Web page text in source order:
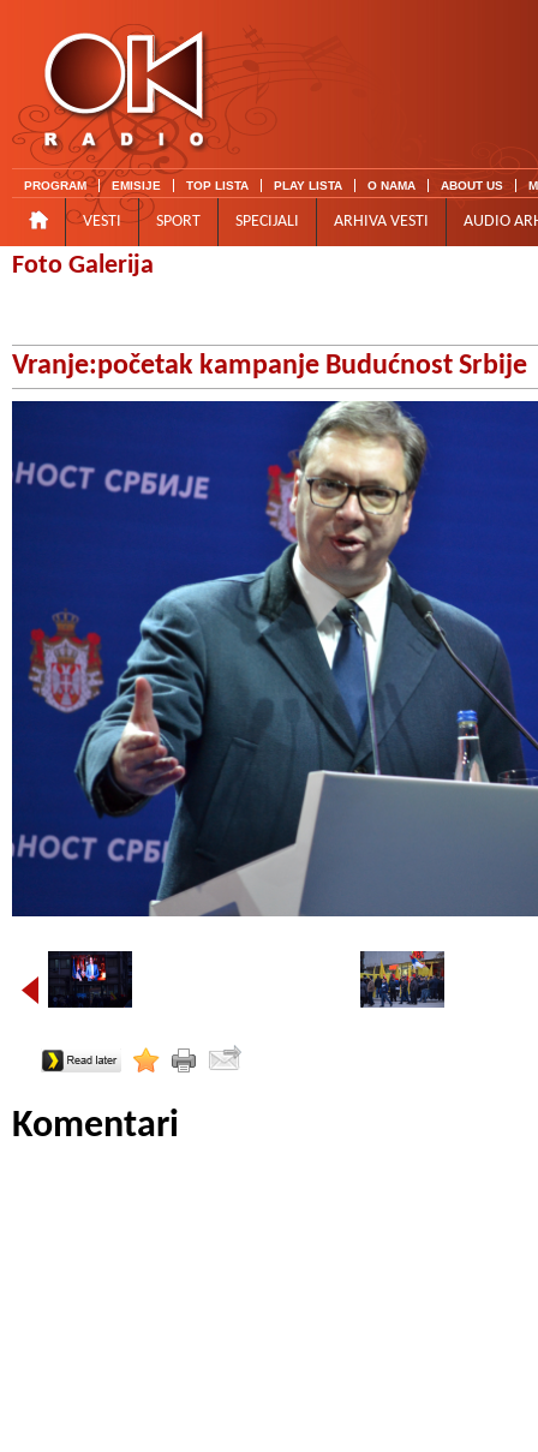
PROGRAM EMISIJE TOP LISTA PLAY LISTA O NAMA ABOUT US
VESTI SPORT SPECIJALI ARHIVA VESTI AUDIO
Foto Galerija
Vranje:početak kampanje Budućnost Srbije
Komentari